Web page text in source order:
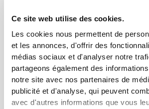
Ce site web utilise des cookies.
Les cookies nous permettent de
et les annonces, d'offrir des
médias sociaux et d'analyser notre
partageons également des
notre site avec nos partenaires de
publicité et d'analyse, qui peuvent
avec d'autres informations que vous